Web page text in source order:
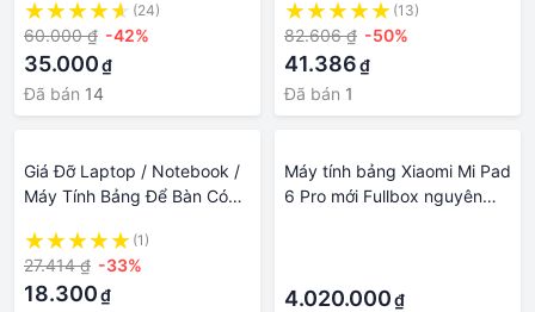
tiktok, livestream, xem phim
bằng ipad, điện
(24)
60.000 ₫ -42%
35.000₫
Đã bán 14
(13)
82.606 ₫ -50%
41.386₫
Đã bán 1
Giá Đỡ Laptop / Notebook /
Máy Tính Bảng Để Bàn Có
Mang Đi Tiện Lợi Gzi2
(1)
27.414 ₫ -33%
18.300₫
Máy tính bảng Xiaomi Mi Pad
6 Pro mới Fullbox nguyên
4.020.000₫